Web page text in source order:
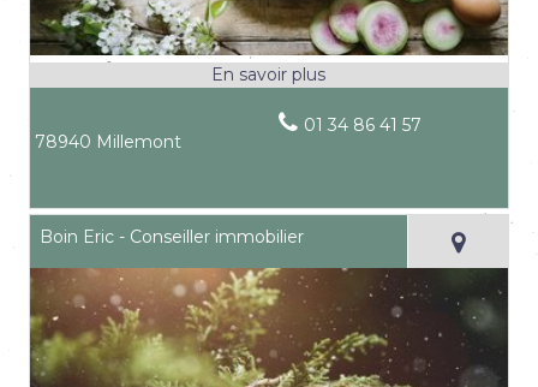
78940 Millemont
01 34 86 41 57
Boin Eric - Conseiller immobilier